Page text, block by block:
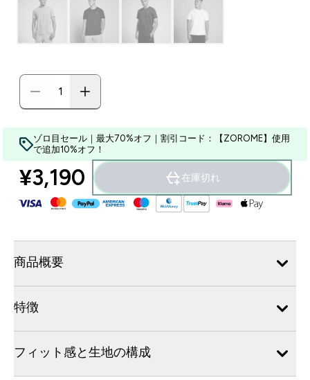
ゾロ目セール｜最大70%オフ｜割引コード：【ZOROME】使用
で追加10%オフ！
¥3,190‎ 在庫切れ
商品概要
特徴
フィット感と生地の構成